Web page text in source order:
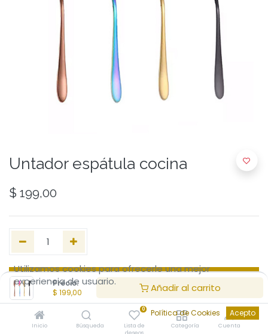
Precio:
$ 199,00 Añadir al carrito
Inicio Búsqueda
0
Lista de
Categoría Cuenta
Untador espátula cocina
$ 199,00
Añadir al Carrito
Utilizamos cookies para ofrecerle una mejor
experiencia de usuario.
Política de Cookies Acepto